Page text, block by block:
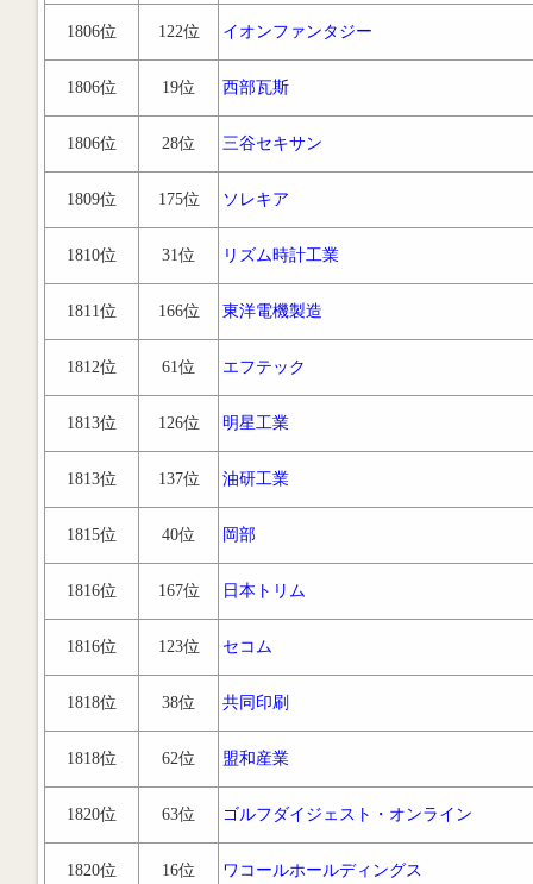
1806位 122位 イオンファンタジー
1806位 19位 西部瓦斯
1806位 28位 三谷セキサン
1809位 175位 ソレキア
1810位 31位 リズム時計工業
1811位 166位 東洋電機製造
1812位 61位 エフテック
1813位 126位 明星工業
1813位 137位 油研工業
1815位 40位 岡部
1816位 167位 日本トリム
1816位 123位 セコム
1818位 38位 共同印刷
1818位 62位 盟和産業
1820位 63位 ゴルフダイジェスト・オンライン
1820位 16位 ワコールホールディングス